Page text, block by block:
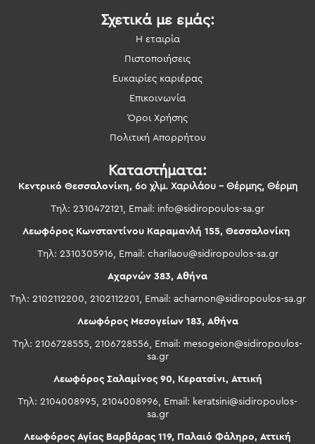
Σχετικά με εμάς:
Η εταιρία
Πιστοποιήσεις
Ευκαιρίες καριέρας
Επικοινωνία
Όροι Χρήσης
Πολιτική Απορρήτου
Καταστήματα:
Κεντρικό Θεσσαλονίκη, 6ο χλμ. Χαριλάου – Θέρμης, Θέρμη
Τηλ: 2310472121, Email: info@sidiropoulos-sa.gr
Λεωφόρος Κωνσταντίνου Καραμανλή 155, Θεσσαλονίκη
Τηλ: 2310305916, Email: charilaou@sidiropoulos-sa.gr
Αχαρνών 383, Αθήνα
Τηλ: 2102112200, 2102112201, Email: acharnon@sidiropoulos-sa.gr
Λεωφόρος Μεσογείων 183, Αθήνα
Τηλ: 2106728555, 2106728556, Email: mesogeion@sidiropoulos-
sa.gr
Λεωφόρος Σαλαμίνος 90, Κερατσίνι, Αττική
Τηλ: 2104008995, 2104008996, Email: keratsini@sidiropoulos-
sa.gr
Λεωφόρος Αγίας Βαρβάρας 119, Παλαιό Φάληρο, Αττική